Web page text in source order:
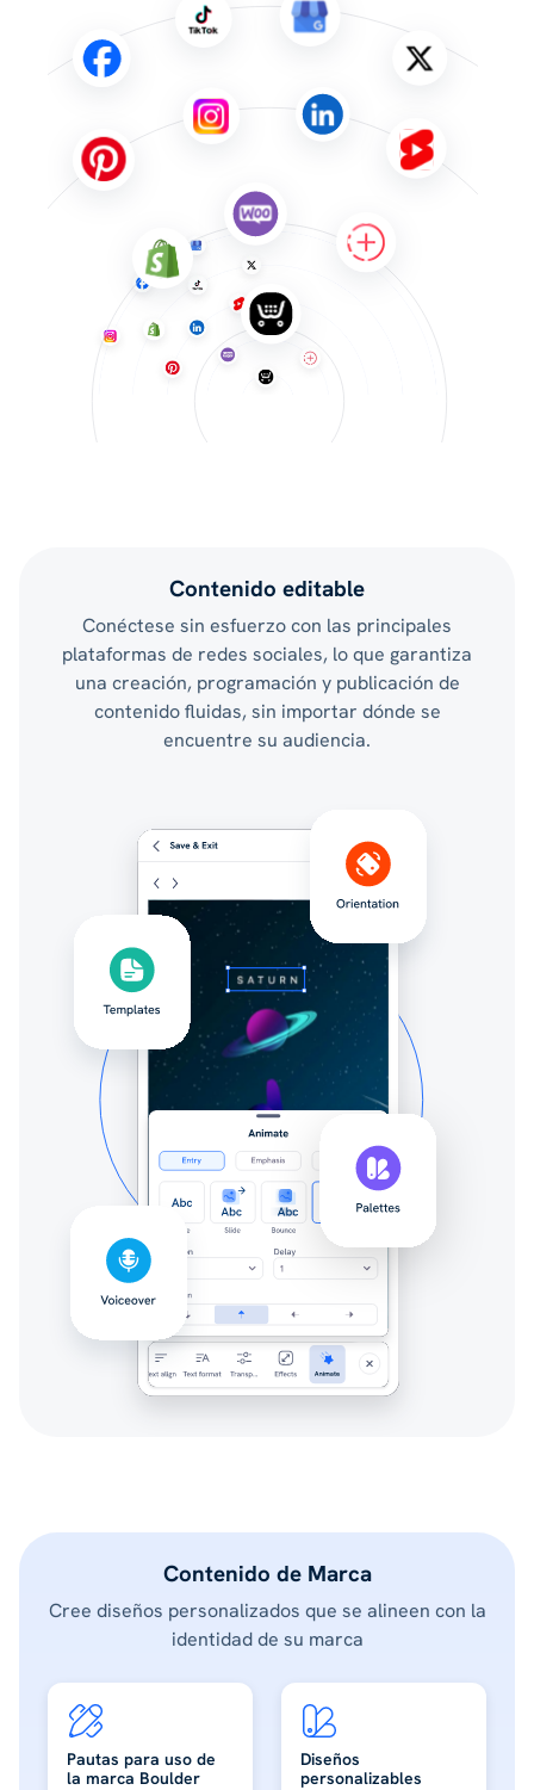
Contenido editable
Conéctese sin esfuerzo con las principales
plataformas de redes sociales, lo que garantiza
una creación, programación y publicación de
contenido fluidas, sin importar dónde se
encuentre su audiencia.
Contenido de Marca
Cree diseños personalizados que se alineen con la
identidad de su marca
Pautas para uso de
la marca Boulder
Diseños
personalizables